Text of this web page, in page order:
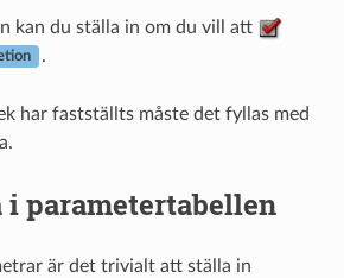
kan du ställa in om du vill att
.
har fastställts måste det fyllas med
i parametertabellen
är det trivialt att ställa in